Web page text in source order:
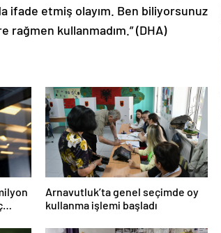
ifade etmiş olayım. Ben biliyorsunuz
rağmen kullanmadım.” (DHA)
Arnavutluk’ta genel seçimde oy
kullanma işlemi başladı